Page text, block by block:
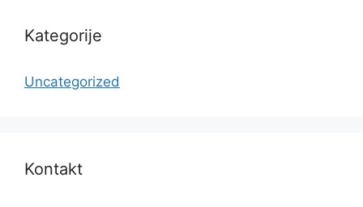
Kategorije
Uncategorized
Kontakt